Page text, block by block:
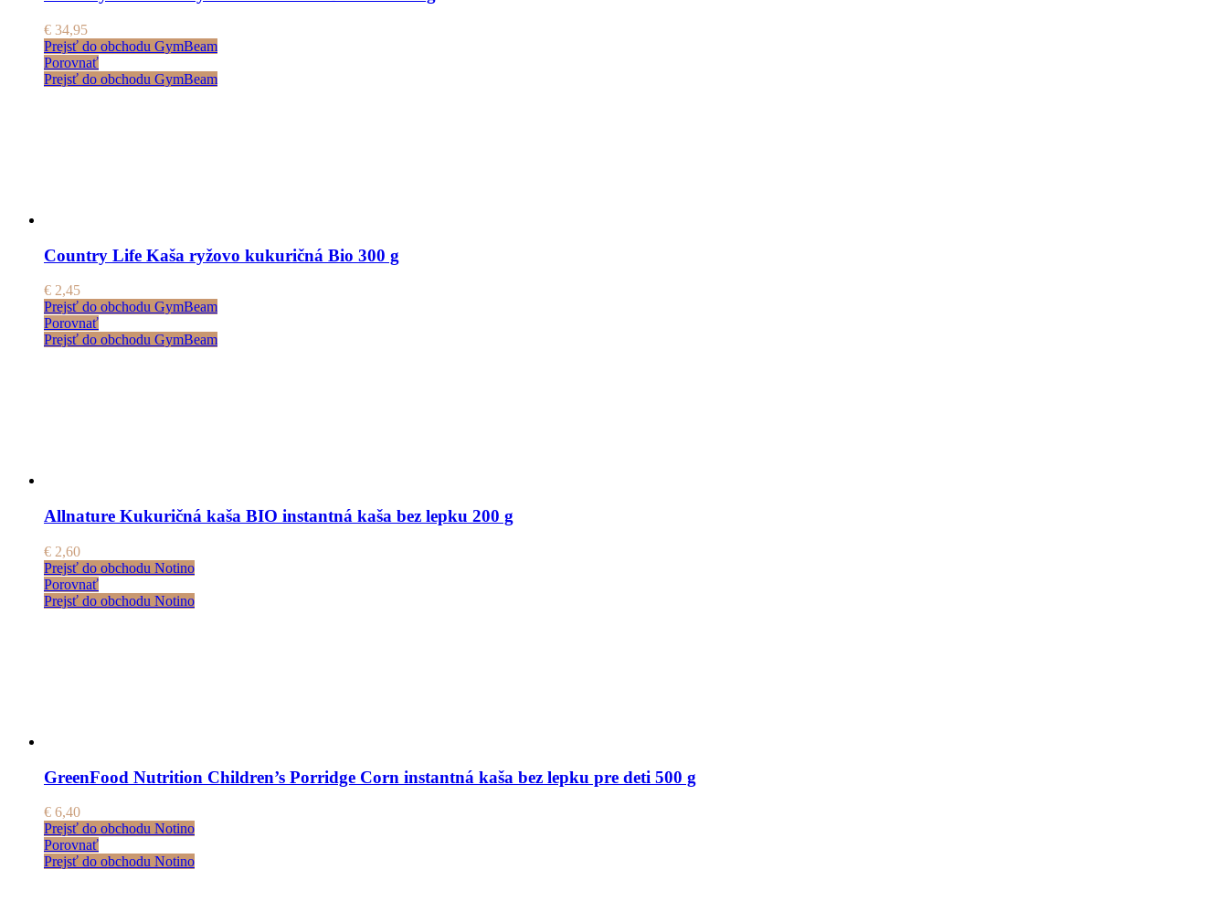
€ 34,95
Prejsť do obchodu GymBeam
Porovnať
Prejsť do obchodu GymBeam
Country Life Kaša ryžovo kukuričná Bio 300 g
€ 2,45
Prejsť do obchodu GymBeam
Porovnať
Prejsť do obchodu GymBeam
Allnature Kukuričná kaša BIO instantná kaša bez lepku 200 g
€ 2,60
Prejsť do obchodu Notino
Porovnať
Prejsť do obchodu Notino
GreenFood Nutrition Children’s Porridge Corn instantná kaša bez lepku pre deti 500 g
€ 6,40
Prejsť do obchodu Notino
Porovnať
Prejsť do obchodu Notino